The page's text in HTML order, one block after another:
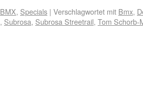
BMX, Specials | Verschlagwortet mit Bmx,
, Subrosa, Subrosa Streetrail, Tom Schorb-